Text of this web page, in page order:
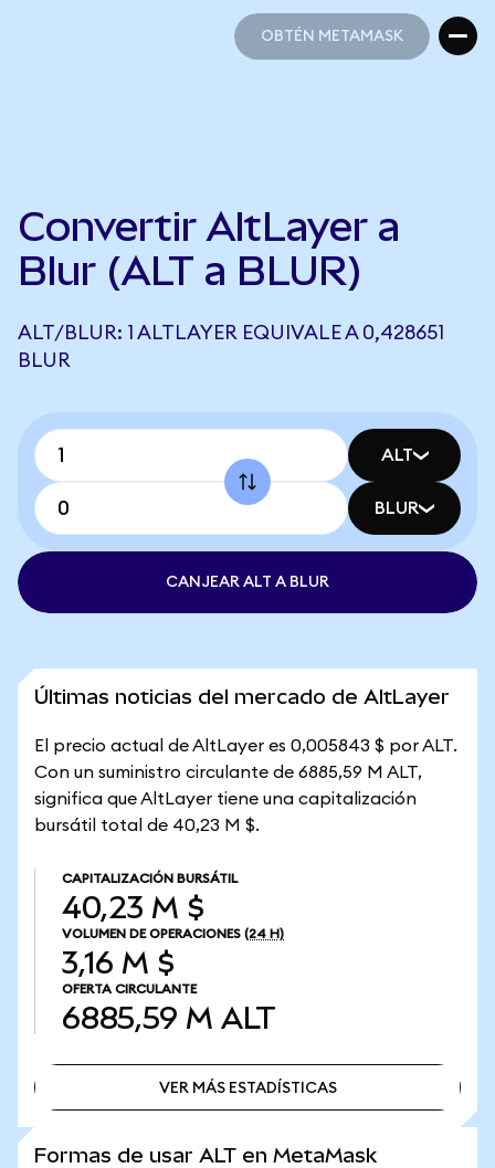
OBTÉN METAMASK
Convertir AltLayer a
Blur (ALT a BLUR)
ALT/BLUR: 1 ALTLAYER EQUIVALE A 0,428651
BLUR
ALT
BLUR
CANJEAR ALT A BLUR
Últimas noticias del mercado de AltLayer
El precio actual de AltLayer es 0,005843 $ por ALT.
Con un suministro circulante de 6885,59 M ALT,
significa que AltLayer tiene una capitalización
bursátil total de 40,23 M $.
CAPITALIZACIÓN BURSÁTIL
40,23 M $
VOLUMEN DE OPERACIONES (24 H)
3,16 M $
OFERTA CIRCULANTE
6885,59 M ALT
VER MÁS ESTADÍSTICAS
Formas de usar ALT en MetaMask